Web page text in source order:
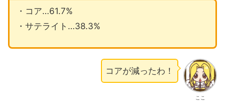
・コア…61.7%
・サテライト…38.3%
ここ
コアが減ったわ！